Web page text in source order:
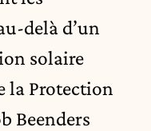
delà d’un
solaire
la Protection
Beenders